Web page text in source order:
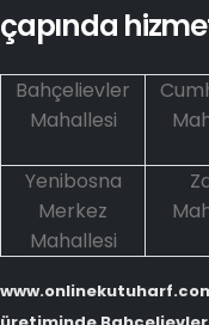
çapında
Bahçelievler
Mahallesi
Yenibosna
Merkez
Mahallesi